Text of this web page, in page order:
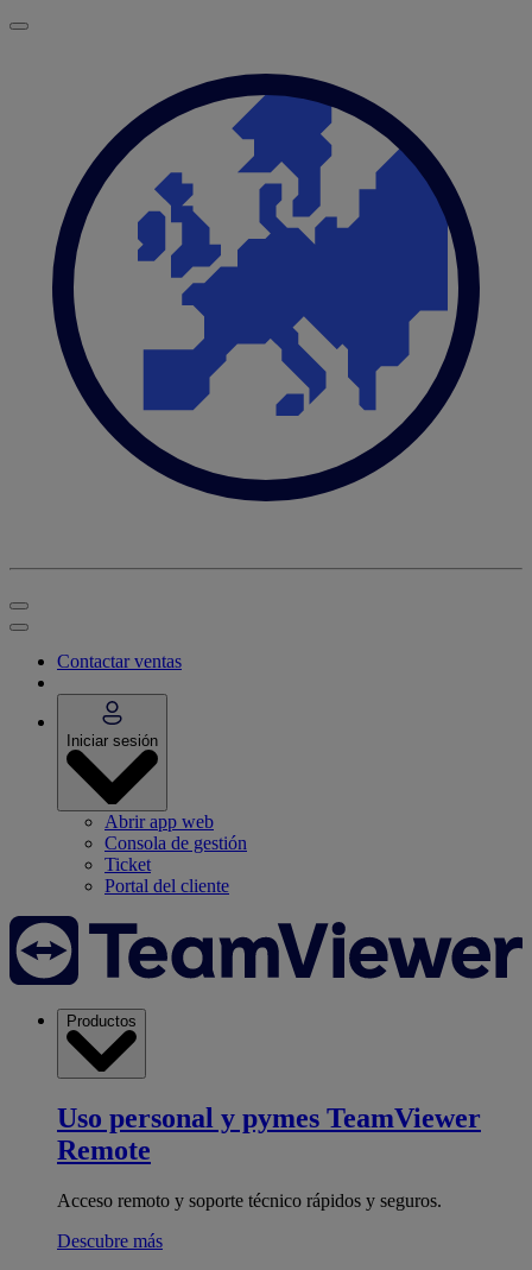
Contactar ventas
Iniciar sesión
Abrir app web
Consola de gestión
Ticket
Portal del cliente
Productos
Uso personal y pymes TeamViewer
Remote
Acceso remoto y soporte técnico rápidos y seguros.
Descubre más